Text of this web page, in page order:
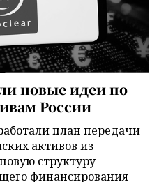
новые идеи по
России
план передачи
активов из
структуру
финансирования